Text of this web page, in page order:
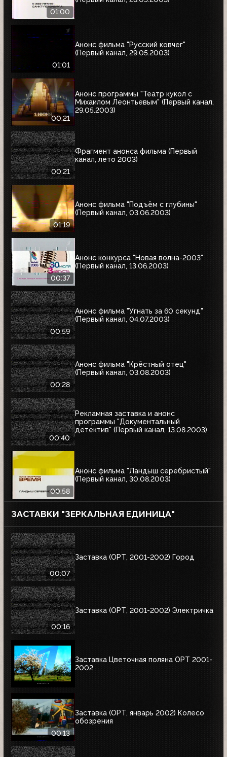
01:00
01:01
Анонс фильма "Русский ковчег"
(Первый канал, 29.05.2003)
00:21
Анонс программы "Театр кукол с
Михаилом Леонтьевым" (Первый канал,
29.05.2003)
00:21
Фрагмент анонса фильма (Первый
канал, лето 2003)
01:19
Анонс фильма "Подъём с глубины"
(Первый канал, 03.06.2003)
00:37
Анонс конкурса "Новая волна-2003"
(Первый канал, 13.06.2003)
00:59
Анонс фильма "Угнать за 60 секунд"
(Первый канал, 04.07.2003)
00:28
Анонс фильма "Крёстный отец"
(Первый канал, 03.08.2003)
00:40
Рекламная заставка и анонс
программы "Документальный
детектив" (Первый канал, 13.08.2003)
00:58
Анонс фильма "Ландыш серебристый"
(Первый канал, 30.08.2003)
ЗАСТАВКИ "ЗЕРКАЛЬНАЯ ЕДИНИЦА"
00:07
Заставка (ОРТ, 2001-2002) Город
00:16
Заставка (ОРТ, 2001-2002) Электричка
Заставка Цветочная поляна ОРТ 2001-
2002
00:13
Заставка (ОРТ, январь 2002) Колесо
обозрения